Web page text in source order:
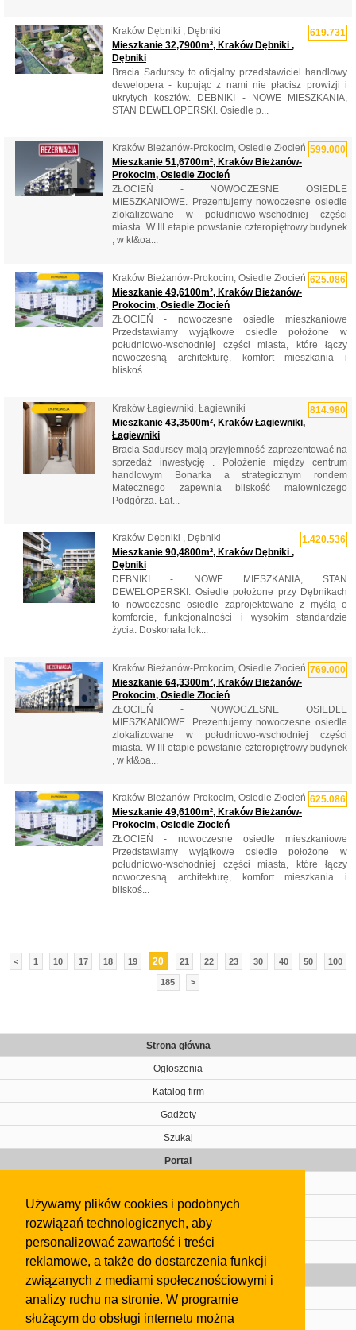
Używamy plików cookies i podobnych
rozwiązań technologicznych, aby
personalizować zawartość i treści
reklamowe, a także do dostarczenia funkcji
związanych z mediami społecznościowymi i
analizy ruchu na stronie. W programie
służącym do obsługi internetu można
619.731
Kraków Dębniki , Dębniki
Mieszkanie 32,7900m², Kraków Dębniki ,
Dębniki
Bracia Sadurscy to oficjalny przedstawiciel handlowy
dewelopera - kupując z nami nie płacisz prowizji i
ukrytych kosztów. DEBNIKI - NOWE MIESZKANIA,
STAN DEWELOPERSKI. Osiedle p...
599.000
Kraków Bieżanów-Prokocim, Osiedle Złocień
Mieszkanie 51,6700m², Kraków Bieżanów-
Prokocim, Osiedle Złocień
ZŁOCIEŃ - NOWOCZESNE OSIEDLE
MIESZKANIOWE. Prezentujemy nowoczesne osiedle
zlokalizowane w południowo-wschodniej części
miasta. W III etapie powstanie czteropiętrowy budynek
, w kt&oa...
625.086
Kraków Bieżanów-Prokocim, Osiedle Złocień
Mieszkanie 49,6100m², Kraków Bieżanów-
Prokocim, Osiedle Złocień
ZŁOCIEŃ - nowoczesne osiedle mieszkaniowe
Przedstawiamy wyjątkowe osiedle położone w
południowo-wschodniej części miasta, które łączy
nowoczesną architekturę, komfort mieszkania i
bliskoś...
814.980
Kraków Łagiewniki, Łagiewniki
Mieszkanie 43,3500m², Kraków Łagiewniki,
Łagiewniki
Bracia Sadurscy mają przyjemność zaprezentować na
sprzedaż inwestycję . Położenie między centrum
handlowym Bonarka a strategicznym rondem
Matecznego zapewnia bliskość malowniczego
Podgórza. Łat...
1.420.536
Kraków Dębniki , Dębniki
Mieszkanie 90,4800m², Kraków Dębniki ,
Dębniki
DEBNIKI - NOWE MIESZKANIA, STAN
DEWELOPERSKI. Osiedle położone przy Dębnikach
to nowoczesne osiedle zaprojektowane z myślą o
komforcie, funkcjonalności i wysokim standardzie
życia. Doskonała lok...
769.000
Kraków Bieżanów-Prokocim, Osiedle Złocień
Mieszkanie 64,3300m², Kraków Bieżanów-
Prokocim, Osiedle Złocień
ZŁOCIEŃ - NOWOCZESNE OSIEDLE
MIESZKANIOWE. Prezentujemy nowoczesne osiedle
zlokalizowane w południowo-wschodniej części
miasta. W III etapie powstanie czteropiętrowy budynek
, w kt&oa...
625.086
Kraków Bieżanów-Prokocim, Osiedle Złocień
Mieszkanie 49,6100m², Kraków Bieżanów-
Prokocim, Osiedle Złocień
ZŁOCIEŃ - nowoczesne osiedle mieszkaniowe
Przedstawiamy wyjątkowe osiedle położone w
południowo-wschodniej części miasta, które łączy
nowoczesną architekturę, komfort mieszkania i
bliskoś...
< 1 10 17 18 19 20 21 22 23 30 40 50 100
185 >
Strona główna
Ogłoszenia
Katalog firm
Gadżety
Szukaj
Portal
Kontakt
Regulamin
Gazeta
Olkusz
Kontakt